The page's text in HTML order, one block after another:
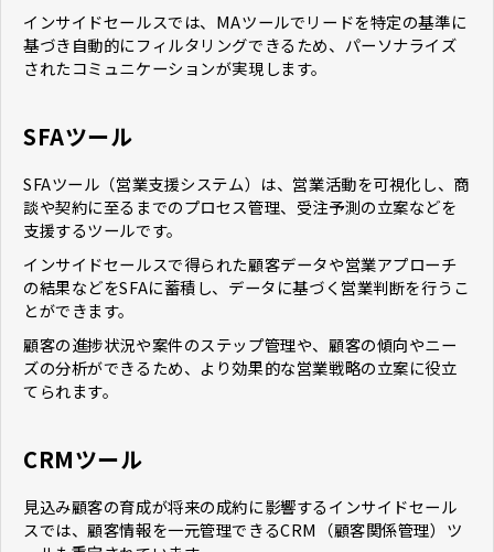
インサイドセールスでは、MAツールでリードを特定の基準に
基づき自動的にフィルタリングできるため、パーソナライズ
されたコミュニケーションが実現します。
SFAツール
SFAツール（営業支援システム）は、営業活動を可視化し、商
談や契約に至るまでのプロセス管理、受注予測の立案などを
支援するツールです。
インサイドセールスで得られた顧客データや営業アプローチ
の結果などをSFAに蓄積し、データに基づく営業判断を行うこ
とができます。
顧客の進捗状況や案件のステップ管理や、顧客の傾向やニー
ズの分析ができるため、より効果的な営業戦略の立案に役立
てられます。
CRMツール
見込み顧客の育成が将来の成約に影響するインサイドセール
スでは、顧客情報を一元管理できるCRM（顧客関係管理）ツ